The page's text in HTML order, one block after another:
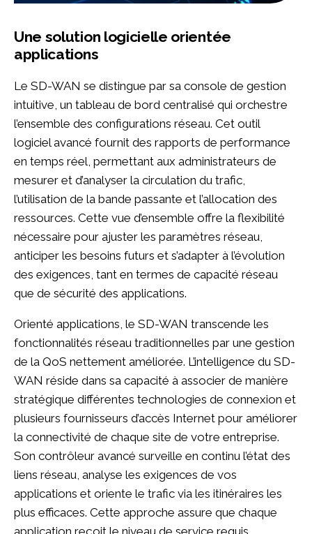
Une solution logicielle orientée
applications
Le SD-WAN se distingue par sa console de gestion
intuitive, un tableau de bord centralisé qui orchestre
l’ensemble des configurations réseau. Cet outil
logiciel avancé fournit des rapports de performance
en temps réel, permettant aux administrateurs de
mesurer et d’analyser la circulation du trafic,
l’utilisation de la bande passante et l’allocation des
ressources. Cette vue d’ensemble offre la flexibilité
nécessaire pour ajuster les paramètres réseau,
anticiper les besoins futurs et s’adapter à l’évolution
des exigences, tant en termes de capacité réseau
que de sécurité des applications.
Orienté applications, le SD-WAN transcende les
fonctionnalités réseau traditionnelles par une gestion
de la QoS nettement améliorée. L’intelligence du SD-
WAN réside dans sa capacité à associer de manière
stratégique différentes technologies de connexion et
plusieurs fournisseurs d’accès Internet pour améliorer
la connectivité de chaque site de votre entreprise.
Son contrôleur avancé surveille en continu l’état des
liens réseau, analyse les exigences de vos
applications et oriente le trafic via les itinéraires les
plus efficaces. Cette approche assure que chaque